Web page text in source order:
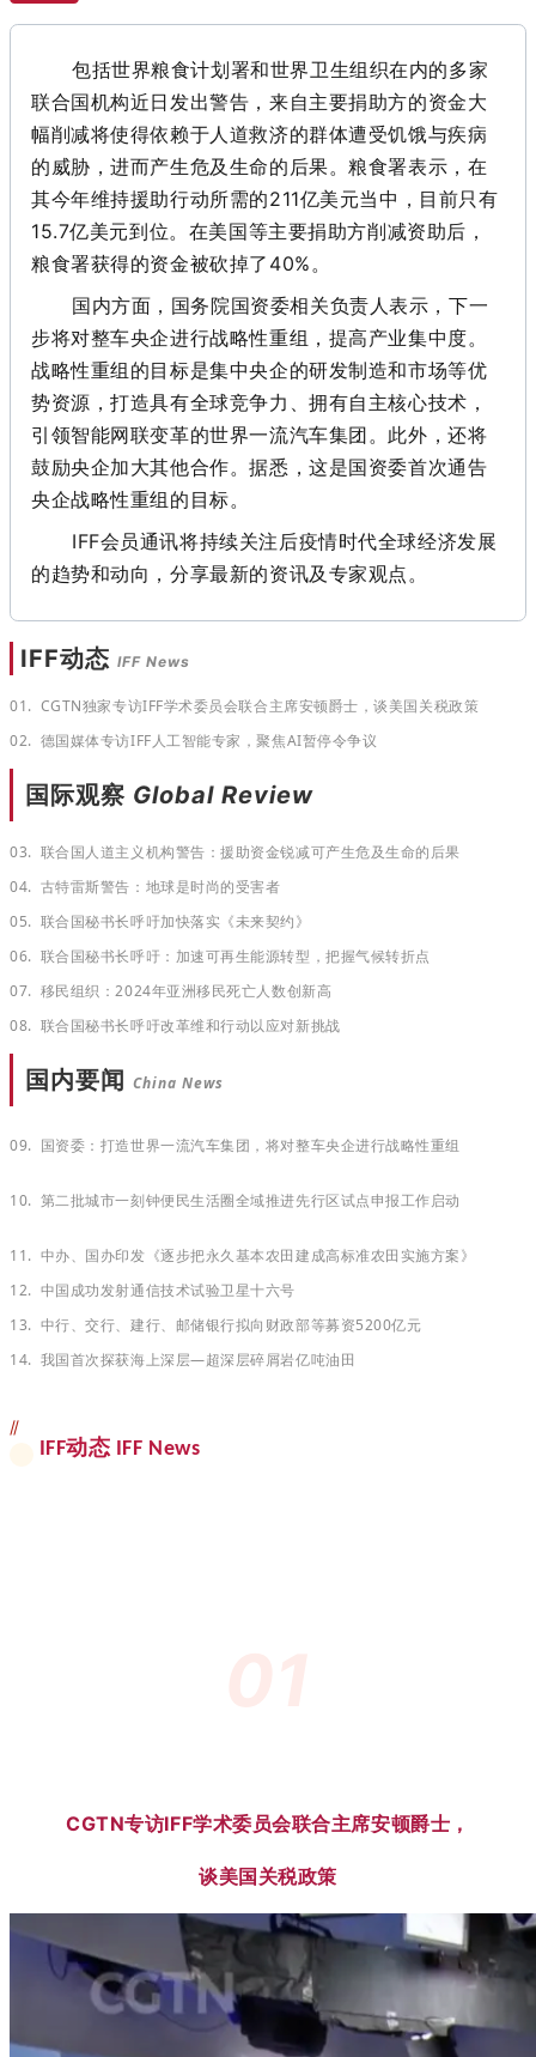
包括世界粮食计划署和世界卫生组织在内的多家
联合国机构近日发出警告，来自主要捐助方的资金大
幅削减将使得依赖于人道救济的群体遭受饥饿与疾病
的威胁，进而产生危及生命的后果。粮食署表示，在
其今年维持援助行动所需的211亿美元当中，目前只有
15.7亿美元到位。在美国等主要捐助方削减资助后，
粮食署获得的资金被砍掉了40%。
国内方面，国务院国资委相关负责人表示，下一
步将对整车央企进行战略性重组，提高产业集中度。
战略性重组的目标是集中央企的研发制造和市场等优
势资源，打造具有全球竞争力、拥有自主核心技术，
引领智能网联变革的世界一流汽车集团。此外，还将
鼓励央企加大其他合作。据悉，这是国资委首次通告
央企战略性重组的目标。
IFF会员通讯将持续关注后疫情时代全球经济发展
的趋势和动向，分享最新的资讯及专家观点。
IFF动态 IFF News
01. CGTN独家专访IFF学术委员会联合主席安顿爵士，谈美国关税政策
02. 德国媒体专访IFF人工智能专家，聚焦AI暂停令争议
国际观察 Global Review
03. 联合国人道主义机构警告：援助资金锐减可产生危及生命的后果
04. 古特雷斯警告：地球是时尚的受害者
05. 联合国秘书长呼吁加快落实《未来契约》
06. 联合国秘书长呼吁：加速可再生能源转型，把握气候转折点
07. 移民组织：2024年亚洲移民死亡人数创新高
08. 联合国秘书长呼吁改革维和行动以应对新挑战
国内要闻 China News
09. 国资委：打造世界一流汽车集团，将对整车央企进行战略性重组
10. 第二批城市一刻钟便民生活圈全域推进先行区试点申报工作启动
11. 中办、国办印发《逐步把永久基本农田建成高标准农田实施方案》
12. 中国成功发射通信技术试验卫星十六号
13. 中行、交行、建行、邮储银行拟向财政部等募资5200亿元
14. 我国首次探获海上深层—超深层碎屑岩亿吨油田
//
IFF动态 IFF News
CGTN专访IFF学术委员会联合主席安顿爵士，
谈美国关税政策